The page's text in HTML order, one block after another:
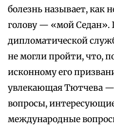
болезнь называет, как
голову — «мой Седан».
дипломатической
не могли пройти, что,
исконному его
увлекающая Тютчева
вопросы,
международные